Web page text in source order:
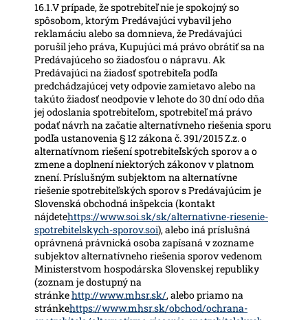
16.1.V prípade, že spotrebiteľ nie je spokojný so
spôsobom, ktorým Predávajúci vybavil jeho
reklamáciu alebo sa domnieva, že Predávajúci
porušil jeho práva, Kupujúci má právo obrátiť sa na
Predávajúceho so žiadosťou o nápravu. Ak
Predávajúci na žiadosť spotrebiteľa podľa
predchádzajúcej vety odpovie zamietavo alebo na
takúto žiadosť neodpovie v lehote do 30 dní odo dňa
jej odoslania spotrebiteľom, spotrebiteľ má právo
podať návrh na začatie alternatívneho riešenia sporu
podľa ustanovenia § 12 zákona č. 391/2015 Z.z. o
alternatívnom riešení spotrebiteľských sporov a o
zmene a doplnení niektorých zákonov v platnom
znení. Príslušným subjektom na alternatívne
riešenie spotrebiteľských sporov s Predávajúcim je
Slovenská obchodná inšpekcia (kontakt
nájdetehttps://www.soi.sk/sk/alternativne-riesenie-
spotrebitelskych-sporov.soi), alebo iná príslušná
oprávnená právnická osoba zapísaná v zozname
subjektov alternatívneho riešenia sporov vedenom
Ministerstvom hospodárska Slovenskej republiky
(zoznam je dostupný na
stránkehttp://www.mhsr.sk/, alebo priamo na
stránkehttps://www.mhsr.sk/obchod/ochrana-